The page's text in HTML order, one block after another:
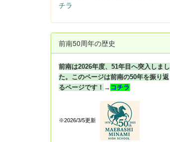
チラ
前南50周年の歴史
前南は2026年度、51年目へ突入しまし
た。このページは前南の50年を振り返
るページです！ → コチラ
※2026/3/5更新